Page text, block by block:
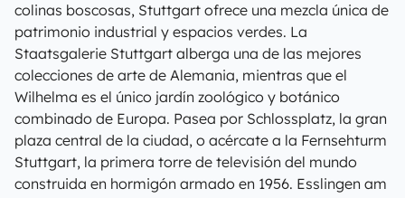
colinas boscosas, Stuttgart ofrece una mezcla única de
patrimonio industrial y espacios verdes. La
Staatsgalerie Stuttgart alberga una de las mejores
colecciones de arte de Alemania, mientras que el
Wilhelma es el único jardín zoológico y botánico
combinado de Europa. Pasea por Schlossplatz, la gran
plaza central de la ciudad, o acércate a la Fernsehturm
Stuttgart, la primera torre de televisión del mundo
construida en hormigón armado en 1956. Esslingen am